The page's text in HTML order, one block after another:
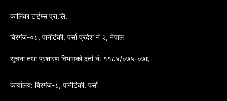
कालिका टाईम्स प्रा.लि.
बिरगंज-०८, पानीटंकी, पर्सा प्रदेश नं २, नेपाल
सूचना तथा प्रशारण विभागको दर्ता नं: ११८४/०७५-०७६
कार्यालय: बिरगंज-८, पानीटंकी, पर्सा